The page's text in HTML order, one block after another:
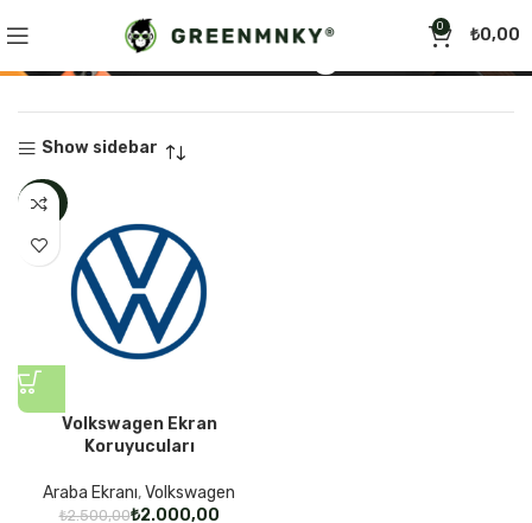
0 ₺0,00
Volkswagen
Show sidebar
-20%
Volkswagen Ekran
Koruyucuları
Araba Ekranı,Volkswagen
₺2.500,00₺2.000,00